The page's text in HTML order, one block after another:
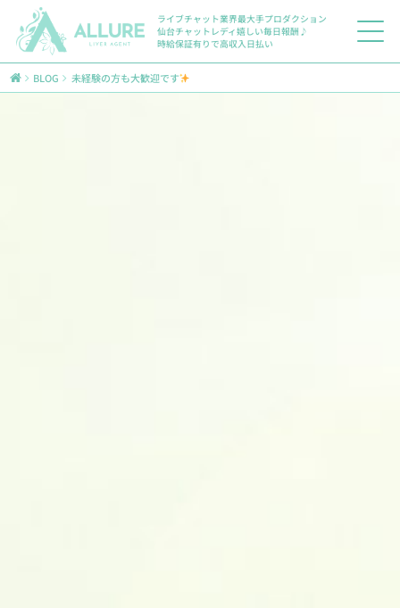
ライブチャット業界最大手プロダクション
仙台チャットレディ嬉しい毎日報酬♪
時給保証有りで高収入日払い
BLOG 未経験の方も大歓迎です